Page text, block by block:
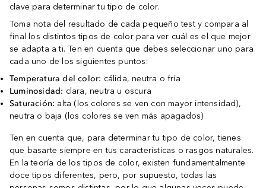
clave para determinar tu tipo de color.
Toma nota del resultado de cada pequeño test y compara al
final los distintos tipos de color para ver cuál es el que mejor
se adapta a ti. Ten en cuenta que debes seleccionar uno para
cada uno de los siguientes puntos:
Temperatura del color: cálida, neutra o fría
Luminosidad: clara, neutra u oscura
Saturación: alta (los colores se ven con mayor intensidad),
neutra o baja (los colores se ven más apagados)
Ten en cuenta que, para determinar tu tipo de color, tienes
que basarte siempre en tus características o rasgos naturales.
En la teoría de los tipos de color, existen fundamentalmente
doce tipos diferentes, pero, por supuesto, todas las